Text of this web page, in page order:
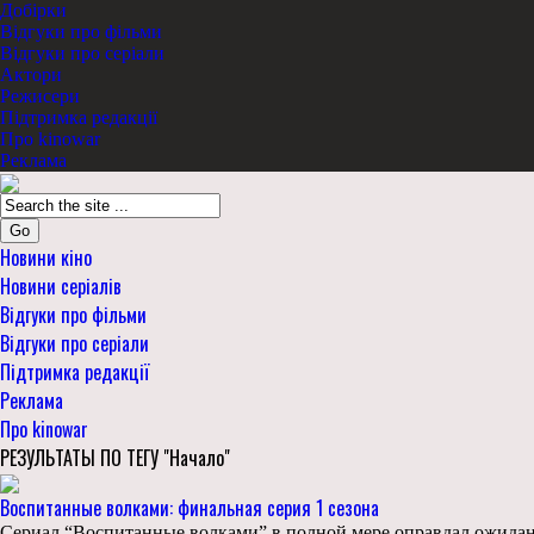
Добірки
Відгуки про фільми
Відгуки про серіали
Актори
Режисери
Підтримка редакції
Про kinowar
Реклама
Go
Новини кіно
Новини серіалів
Відгуки про фільми
Відгуки про серіали
Підтримка редакції
Реклама
Про kinowar
РЕЗУЛЬТАТЫ ПО ТЕГУ "Начало"
Воспитанные волками: финальная серия 1 сезона